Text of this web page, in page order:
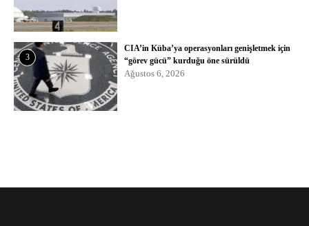
3
CIA’in Küba’ya operasyonları genişletmek için
“görev gücü” kurduğu öne sürüldü
Ağustos 6, 2026